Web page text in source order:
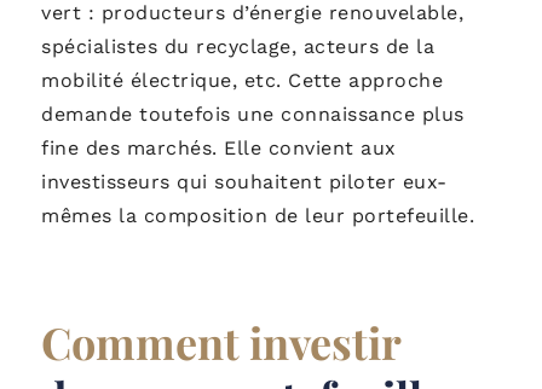
vert : producteurs d’énergie renouvelable,
spécialistes du recyclage, acteurs de la
mobilité électrique, etc. Cette approche
demande toutefois une connaissance plus
fine des marchés. Elle convient aux
investisseurs qui souhaitent piloter eux-
mêmes la composition de leur portefeuille.
Comment investir